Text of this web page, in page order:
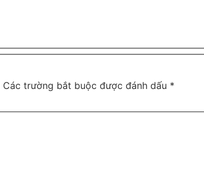
Các trường bắt buộc được đánh dấu *